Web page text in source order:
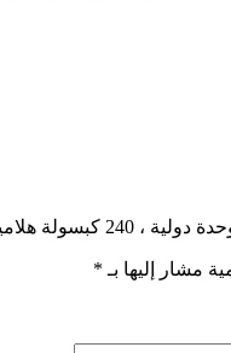
مشار إليها بـ *